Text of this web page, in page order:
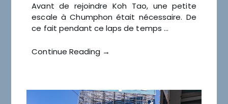
Avant de rejoindre Koh Tao, une petite
escale à Chumphon était nécessaire. De
ce fait pendant ce laps de temps …
Continue Reading →